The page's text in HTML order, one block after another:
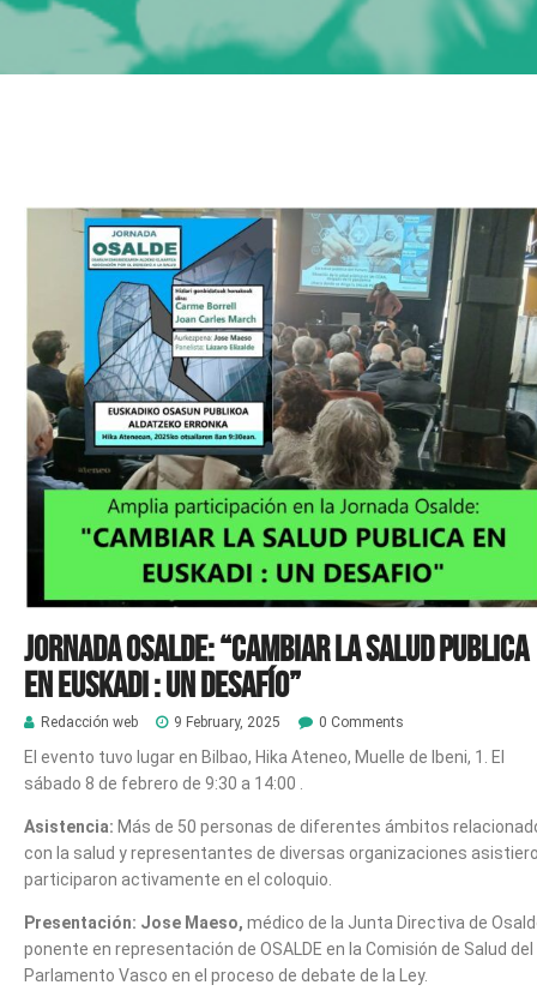
Jornada Osalde: “CAMBIAR LA SALUD PUBLICA
EN EUSKADI : UN DESAFÍO”
Redacción web 9 February, 2025 0 Comments
El evento tuvo lugar en Bilbao, Hika Ateneo, Muelle de Ibeni, 1. El
sábado 8 de febrero de 9:30 a 14:00 .
Asistencia: Más de 50 personas de diferentes ámbitos
con la salud y representantes de diversas organizaciones
participaron activamente en el coloquio.
Presentación: Jose Maeso, médico de la Junta Directiva de
ponente en representación de OSALDE en la Comisión de Salud del
Parlamento Vasco en el proceso de debate de la Ley.